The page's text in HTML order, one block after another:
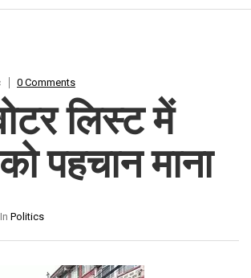
0 Comments
लिस्ट में
पहचान माना
In Politics